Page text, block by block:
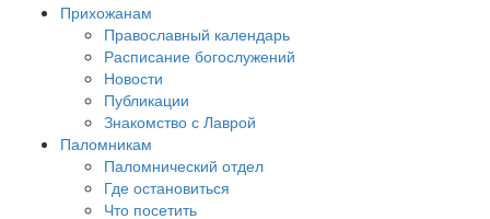
Прихожанам
Православный календарь
Расписание богослужений
Новости
Публикации
Знакомство с Лаврой
Паломникам
Паломнический отдел
Где остановиться
Что посетить